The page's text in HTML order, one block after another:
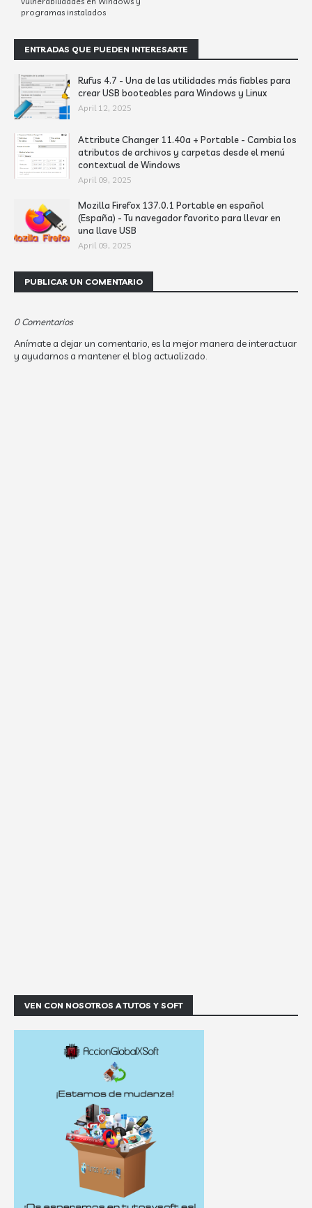
programas instalados
ENTRADAS QUE PUEDEN INTERESARTE
Rufus 4.7 - Una de las utilidades más fiables para
crear USB booteables para Windows y Linux
April 12, 2025
Attribute Changer 11.40a + Portable - Cambia los
atributos de archivos y carpetas desde el menú
contextual de Windows
April 09, 2025
Mozilla Firefox 137.0.1 Portable en español
(España) - Tu navegador favorito para llevar en
una llave USB
April 09, 2025
PUBLICAR UN COMENTARIO
0 Comentarios
Anímate a dejar un comentario, es la mejor manera de interactuar
y ayudarnos a mantener el blog actualizado.
VEN CON NOSOTROS A TUTOS Y SOFT